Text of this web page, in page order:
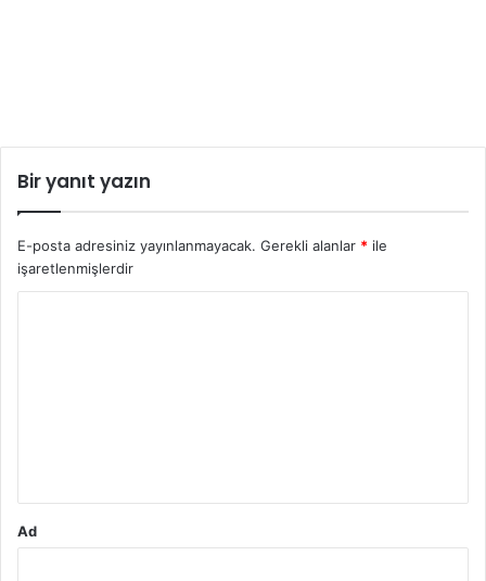
Bir yanıt yazın
E-posta adresiniz yayınlanmayacak. Gerekli alanlar * ile
işaretlenmişlerdir
Ad